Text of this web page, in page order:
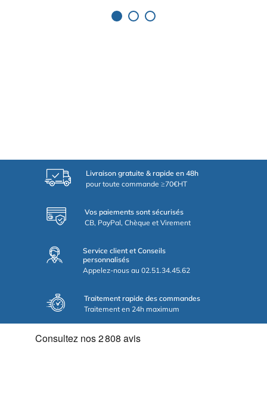
Livraison gratuite & rapide en 48h
pour toute commande ≥70€HT
Vos paiements sont sécurisés
CB, PayPal, Chèque et Virement
Service client et Conseils
personnalisés
Appelez-nous au 02.51.34.45.62
Traitement rapide des commandes
Traitement en 24h maximum